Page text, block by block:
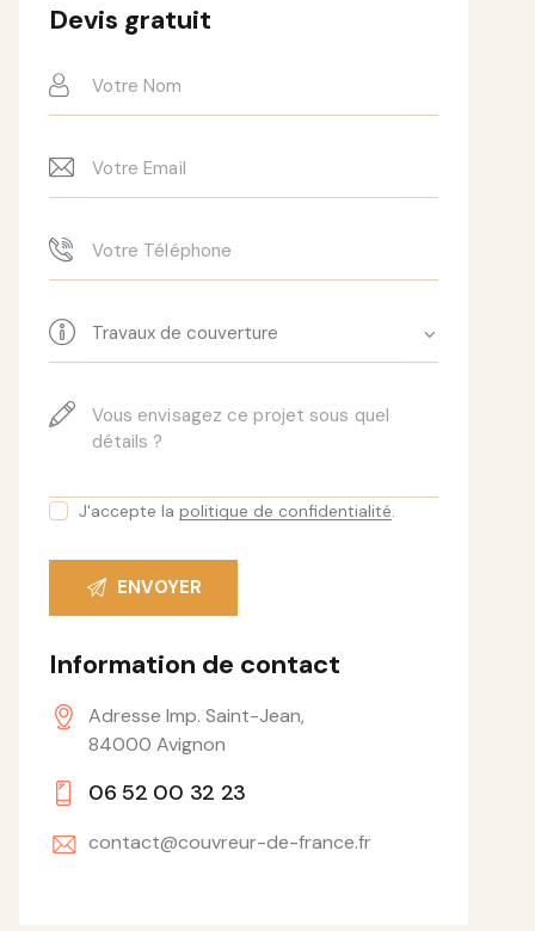
Devis gratuit
J'accepte la politique de confidentialité.
Information de contact
Adresse Imp. Saint-Jean,
84000 Avignon
06 52 00 32 23
contact@couvreur-de-france.fr